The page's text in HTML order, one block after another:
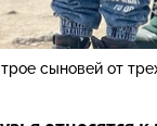
сыновей от